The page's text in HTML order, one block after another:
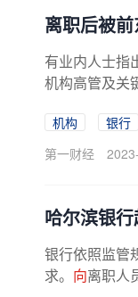
离职后被前
有业内人士指
机构高管及关
机构 银行
第一财经
哈尔滨银行
银行依照监管
求。 向离职人